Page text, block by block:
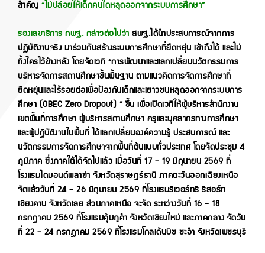
สำคัญ “ไม่ปล่อยให้เด็กคนใดหลุดออกจากระบบการศึกษา”
รองเลขาธิการ กพฐ. กล่าวต่อไปว่า สพฐ.ได้นำประสบการณ์จากการ
ปฏิบัติงานจริง มาร่วมกันสร้างระบบการศึกษาที่ยืดหยุ่น เข้าถึงได้ และไม่
ทิ้งใครไว้ข้างหลัง โดยจัดเวที “การพัฒนาและแลกเปลี่ยนนวัตกรรมการ
บริหารจัดการสถานศึกษาขั้นพื้นฐาน ตามแนวคิดการจัดการศึกษาที่
ยืดหยุ่นและไร้รอยต่อเพื่อป้องกันเด็กและเยาวชนหลุดออกจากระบบการ
ศึกษา (OBEC Zero Dropout) ” ขึ้น เพื่อเปิดเวทีให้ผู้บริหารสำนักงาน
เขตพื้นที่การศึกษา ผู้บริหารสถานศึกษา ครูและบุคลากรทางการศึกษา
และผู้ปฏิบัติงานในพื้นที่ ได้แลกเปลี่ยนองค์ความรู้ ประสบการณ์ และ
นวัตกรรมการจัดการศึกษาจากพื้นที่ต้นแบบทั่วประเทศ โดยจัดประชุม 4
ภูมิภาค ซึ่งภาคใต้ได้จัดไปแล้ว เมื่อวันที่ 17 – 19 มิถุนายน 2569 ที่
โรงแรมไดมอนด์พลาซ่า จังหวัดสุราษฎร์ธานี ภาคตะวันออกเฉียงเหนือ
จัดแล้ววันที่ 24 – 26 มิถุนายน 2569 ที่โรงแรมริเวอร์ทรี รีสอร์ท
เชียงคาน จังหวัดเลย ส่วนภาคเหนือ จะจัด ระหว่างวันที่ 16 – 18
กรกฎาคม 2569 ที่โรงแรมคุ้มภูคำ จังหวัดเชียงใหม่ และภาคกลาง จัดวัน
ที่ 22 – 24 กรกฎาคม 2569 ที่โรงแรมโกลเด้นบีช ชะอำ จังหวัดเพชรบุรี